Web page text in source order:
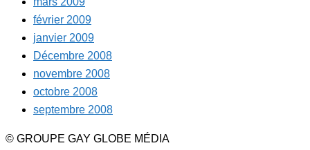
février 2009
janvier 2009
Décembre 2008
novembre 2008
octobre 2008
septembre 2008
© GROUPE GAY GLOBE MÉDIA